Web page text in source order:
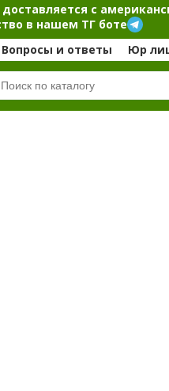
с
в нашем ТГ боте
Вопросы и ответы Юр